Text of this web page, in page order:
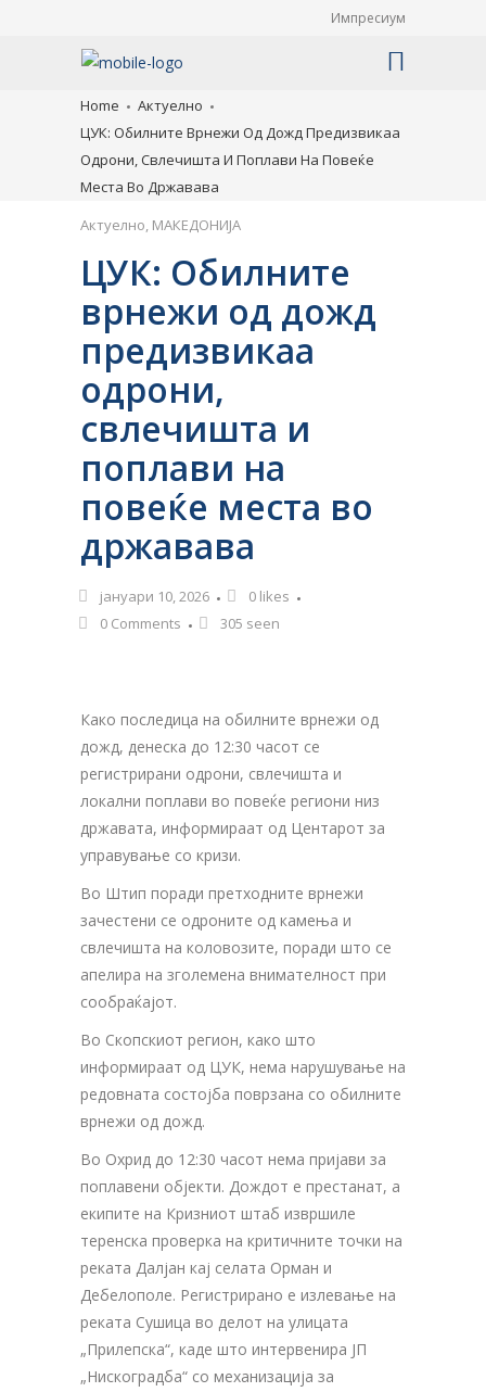
Импресиум
Home
Актуелно
ЦУК: Обилните Врнежи Од Дожд Предизвикаа
Одрони, Свлечишта И Поплави На Повеќе
Места Во Државава
Актуелно, МАКЕДОНИЈА
ЦУК: Обилните
врнежи од дожд
предизвикаа
одрони,
свлечишта и
поплави на
повеќе места во
државава
јануари 10, 2026 0 likes
0 Comments
305 seen
Како последица на обилните врнежи од
дожд, денеска до 12:30 часот се
регистрирани одрони, свлечишта и
локални поплави во повеќе региони низ
државата, информираат од Центарот за
управување со кризи.
Во Штип поради претходните врнежи
зачестени се одроните од камења и
свлечишта на коловозите, поради што се
апелира на зголемена внимателност при
сообраќајот.
Во Скопскиот регион, како што
информираат од ЦУК, нема нарушување на
редовната состојба поврзана со обилните
врнежи од дожд.
Во Охрид до 12:30 часот нема пријави за
поплавени објекти. Дождот е престанат, а
екипите на Кризниот штаб извршиле
теренска проверка на критичните точки на
реката Далјан кај селата Орман и
Дебелополе. Регистрирано е излевање на
реката Сушица во делот на улицата
„Прилепска“, каде што интервенира ЈП
„Нискоградба“ со механизација за